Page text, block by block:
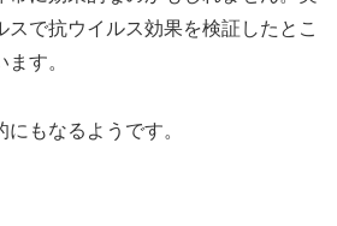
スで抗ウイルス効果を検証したとこ
す。
もなるようです。